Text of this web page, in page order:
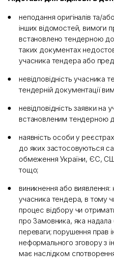
неподання оригіналів та/
інших відомостей, вимоги
встановлено тендерною
таких документах
учасника тендера або
невідповідність учасника
тендерній документації
невідповідність заявки на
встановленим тендерною
наявність особи у
до яких застосовуються
обмеження України, ЄС,
тощо;
виникнення або виявлення:
учасника тендера, в тому
процес відбору чи
про Замовника, яка
переваги; порушення прав
неформального зговору з
має наслідком